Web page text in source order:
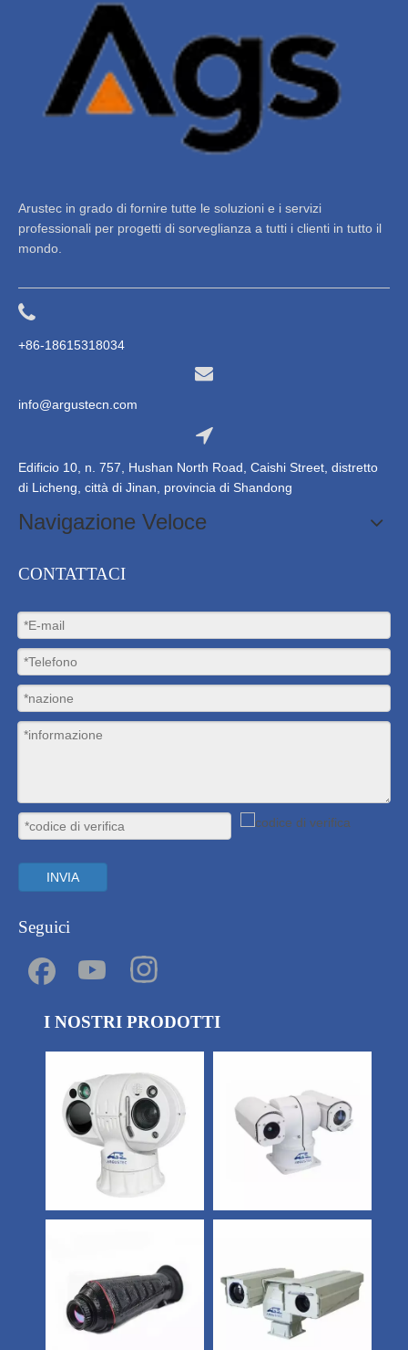
Arustec in grado di fornire tutte le soluzioni e i servizi
professionali per progetti di sorveglianza a tutti i clienti in tutto il
mondo.
+86-18615318034
info@argustecn.com
Edificio 10, n. 757, Hushan North Road, Caishi Street, distretto
di Licheng, città di Jinan, provincia di Shandong
Navigazione Veloce
CONTATTACI
INVIA
Seguici
I NOSTRI PRODOTTI